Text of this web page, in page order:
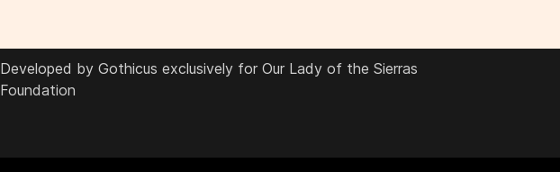
Developed by Gothicus exclusively for Our Lady of the Sierras
Foundation